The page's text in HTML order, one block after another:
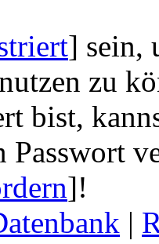
] sein,
zu
bist,
]!
|